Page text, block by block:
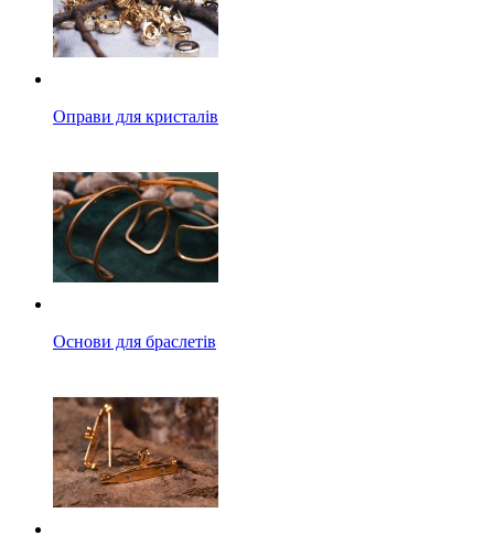
Оправи для кристалів
Основи для браслетів